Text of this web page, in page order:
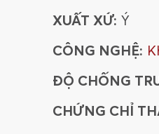
XUẤT XỨ: Ý
CÔNG NGHỆ:
ĐỘ CHỐNG
CHỨNG CHỈ